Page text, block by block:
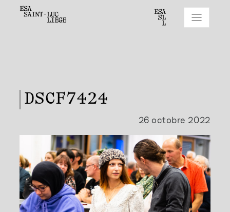
DSCF7424
26 octobre 2022